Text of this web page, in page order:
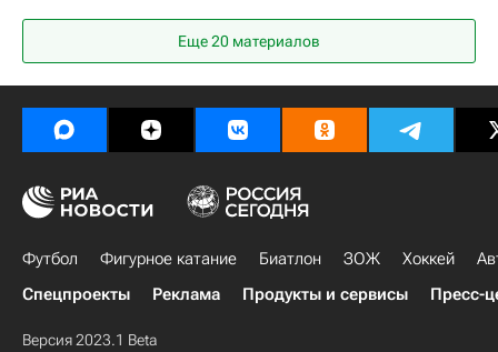
Хасанби Таов
Турнир Большого Шлема по дзюдо
Еще 20 материалов
Футбол Фигурное катание Биатлон ЗОЖ Хоккей
Спецпроекты
Реклама Продукты и сервисы Пресс-
Версия 2023.1 Beta